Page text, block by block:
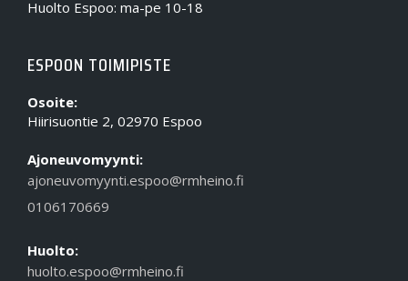
Huolto Espoo: ma-pe 10-18
ESPOON TOIMIPISTE
Osoite:
Hiirisuontie 2, 02970 Espoo
Ajoneuvomyynti:
ajoneuvomyynti.espoo@rmheino.fi
0106170669
Huolto:
huolto.espoo@rmheino.fi